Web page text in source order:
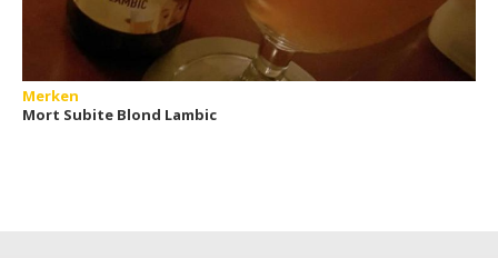
Merken
Mort Subite Blond Lambic